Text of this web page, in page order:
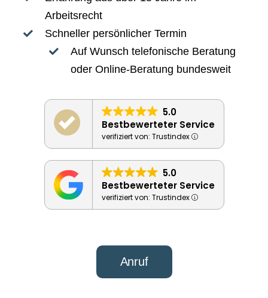
Arbeitsrecht
Schneller persönlicher Termin
Auf Wunsch telefonische Beratung
oder Online-Beratung bundesweit
5.0
Bestbewerteter Service
verifiziert von: Trustindex
5.0
Bestbewerteter Service
verifiziert von: Trustindex
Anruf